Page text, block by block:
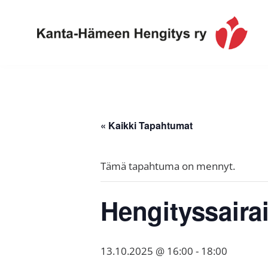
ensisijaiseen
valikkoon
pääsisältöön
alatunnisteeseen
Hengitys
keuhkoahtaumatauti,uniapnea,
« Kaikki Tapahtumat
Tämä tapahtuma on mennyt.
13.10.2025 @ 16:00 - 18:00